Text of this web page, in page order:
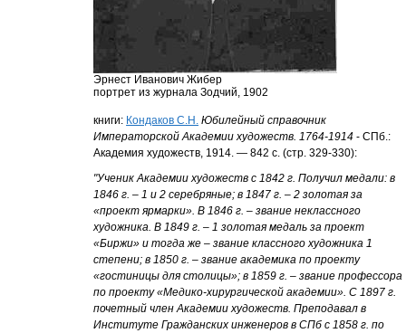
Эрнест Иванович Жибер
портрет из журнала Зодчий, 1902
книги: Кондаков С.Н. Юбилейный справочник
Императорской Академии художеств. 1764-1914- СПб.:
Академия художеств, 1914. — 842 с. (стр. 329-330):
"Ученик Академии художеств с 1842 г. Получил медали: в
1846 г. – 1 и 2 серебряные; в 1847 г. – 2 золотая за
«проект ярмарки». В 1846 г. – звание неклассного
художника. В 1849 г. – 1 золотая медаль за проект
«Биржи» и тогда же – звание классного художника 1
степени; в 1850 г. – звание академика по проекту
«гостиницы для столицы»; в 1859 г. – звание профессора
по проекту «Медико-хирургической академии». С 1897 г.
почетный член Академии художеств. Преподавал в
Институте Гражданских инженеров в СПб с 1858 г. по